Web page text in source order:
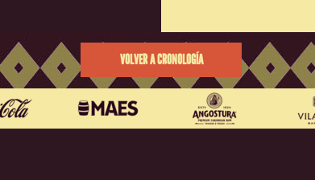
VOLVER A CRONOLOGÍA